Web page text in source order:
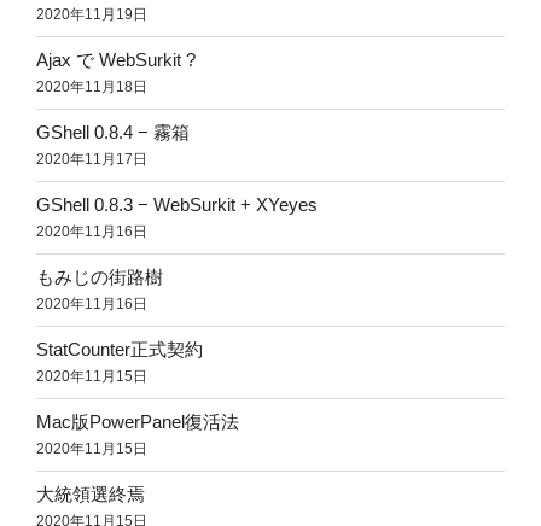
2020年11月19日
Ajax で WebSurkit ?
2020年11月18日
GShell 0.8.4 − 霧箱
2020年11月17日
GShell 0.8.3 − WebSurkit + XYeyes
2020年11月16日
もみじの街路樹
2020年11月16日
StatCounter正式契約
2020年11月15日
Mac版PowerPanel復活法
2020年11月15日
大統領選終焉
2020年11月15日